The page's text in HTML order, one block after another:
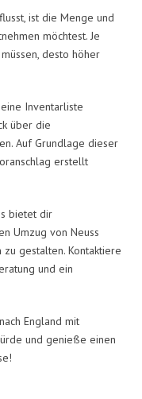
ist die Menge und
möchtest. Je
desto höher
Inventarliste
über die
Auf Grundlage dieser
erstellt
bietet dir
Umzug von Neuss
gestalten. Kontaktiere
und ein
England mit
und genieße einen